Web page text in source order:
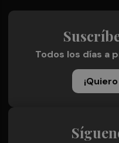
Todos los días a